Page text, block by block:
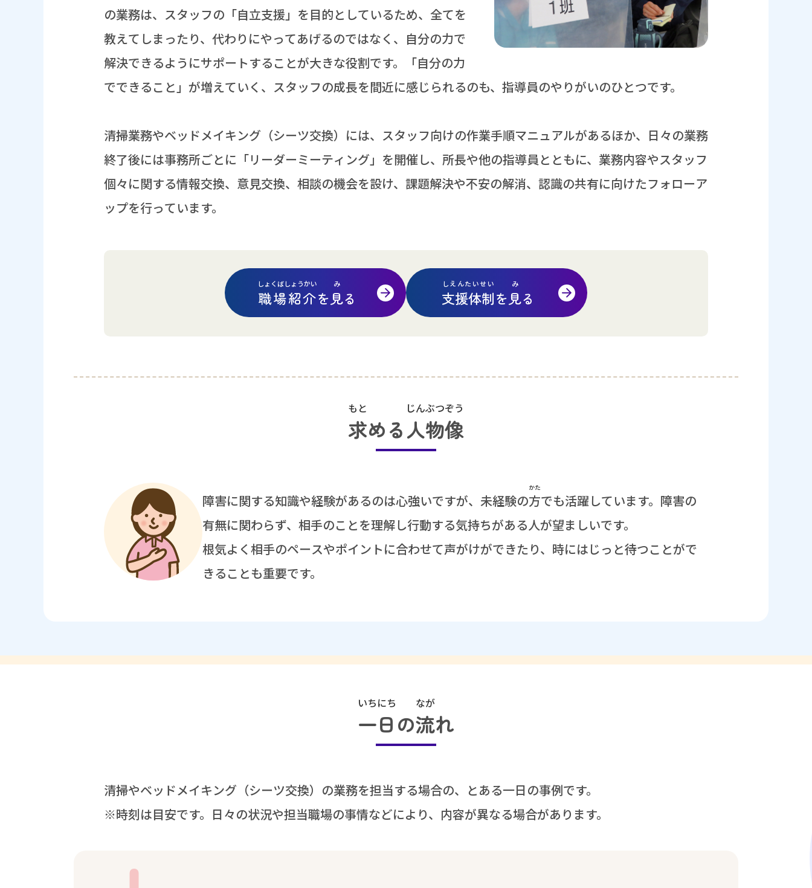
の業務は、スタッフの「自立支援 」を目的としているため、 全てを
教えてしまったり、 代わりにやってあげるのではなく、 自分の力で
解決できるようにサポートすることが大きな役割です。「自分の力
でできること」が増えていく、スタッフの成長を間近に感じられるのも、 指導員のやりがいのひとつです。
清掃業務やベッドメイキング（シーツ交換）には、スタッフ向けの作業手順マニュアルがあるほか、 日々の業務
終了後には事務所ごとに「リーダーミーティング」を開催し、 所長や他の指導員とともに、 業務内容やスタッフ
個々に関する情報交換、 意見交換、 相談の機会を設け、 課題解決や不安の解消、 認識の共有に向けたフォローア
ップを行っています。
職場紹介
しょくばしょうかい
を見
み
る 支援体制
しえんたいせい
を見
み
る
求
もと
める人物像
じんぶつぞう
障害に関する知識や経験があるのは心強いですが、 未経験の方
かた
でも活躍しています。 障害の
有無に関わらず、 相手のことを理解し行動する気持ちがある人が望ましいです。
根気よく相手のペースやポイントに合わせて声がけができたり、 時にはじっと待つことがで
きることも重要です。
一日
いちにち
の流
なが
れ
清掃やベッドメイキング（シーツ交換）の業務を担当する場合の、とある一日の事例です。
※時刻は目安です。 日々の状況や担当職場の事情などにより、 内容が異なる場合があります。